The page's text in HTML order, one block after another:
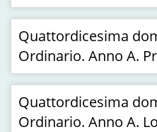
Quattordicesima
Ordinario. Anno A.
Quattordicesima
Ordinario. Anno A.